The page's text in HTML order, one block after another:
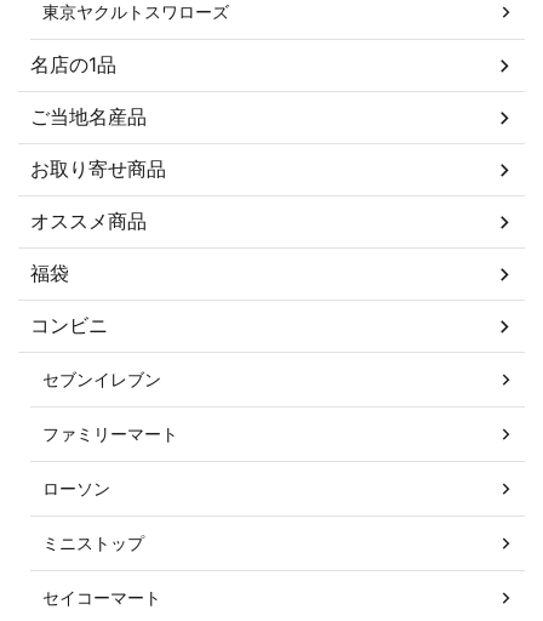
東京ヤクルトスワローズ
名店の1品
ご当地名産品
お取り寄せ商品
オススメ商品
福袋
コンビニ
セブンイレブン
ファミリーマート
ローソン
ミニストップ
セイコーマート